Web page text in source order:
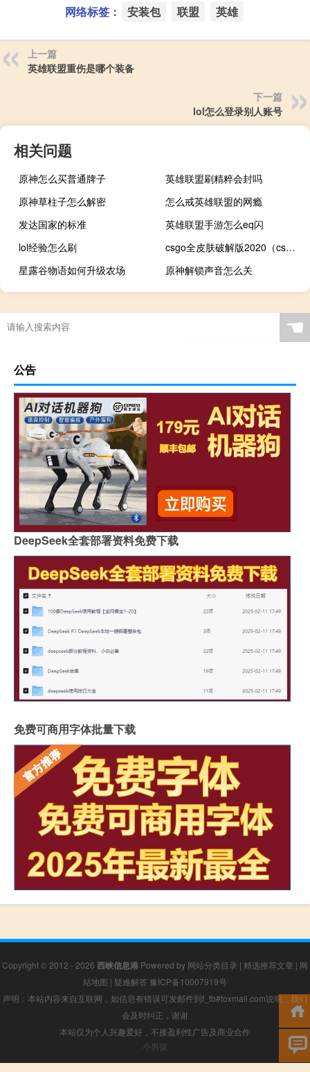
网络标签： 安装包 联盟 英雄
上一篇
英雄联盟重伤是哪个装备
下一篇
lol怎么登录别人账号
相关问题
原神怎么买普通牌子
英雄联盟刷精粹会封吗
原神草柱子怎么解密
怎么戒英雄联盟的网瘾
发达国家的标准
英雄联盟手游怎么eq闪
lol经验怎么刷
csgo全皮肤破解版2020（csgo全皮肤单机版下载）
星露谷物语如何升级农场
原神解锁声音怎么关
☚
公告
DeepSeek全套部署资料免费下载
免费可商用字体批量下载
Copyright © 2012 - 2026 西峡信息港 Powered by 网站分类目录 | 精选推荐文章 | 网
站地图 | 疑难解答 豫ICP备10007919号
声明：本站内容来自互联网，如信息有错误可发邮件到f_fb#foxmail.com说明，我们
会及时纠正，谢谢
本站仅为个人兴趣爱好，不接盈利性广告及商业合作
小男孩